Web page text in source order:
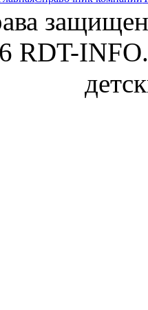
RDT-